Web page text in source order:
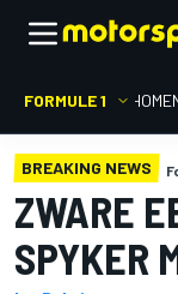
FORMULE 1 HOME
BREAKING NEWS
ZWARE
SPYKER